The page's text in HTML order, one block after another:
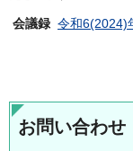
会議録 令和6(2024)
お問い合わせ